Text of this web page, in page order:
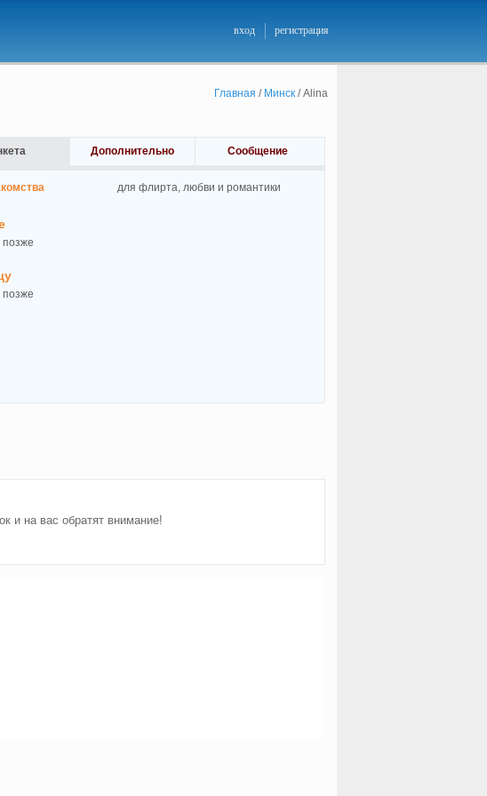
вход регистрация
Главная / Минск/Alina
Дополнительно Сообщение
для флирта, любви и романтики
позже
позже
и на вас обратят внимание!